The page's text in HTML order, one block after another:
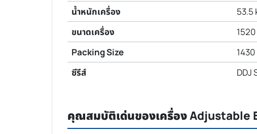
น้ำหนักเครื่อง
53.5
ขนาดเครื่อง
Packing Size
ซีรีส์
DDJ
คุณสมบัติเด่นของเครื่อง Adjustable